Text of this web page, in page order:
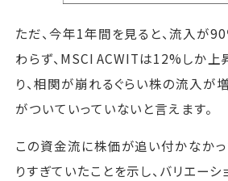
ただ、今年1年間を見ると、流入が
わらず、MSCI ACWITは12%しか上
り、相関が崩れるぐらい株の流入が
がついていっていないと言えます。
この資金流に株価が追い付かなか
りすぎていたことを示し、バリエー